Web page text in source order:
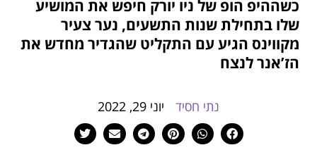
format_underlined הוסף קו תחתון לקישורים
סמן קישורים
האפשרויות
כשההיפ הופ של ניו יורק חיפש את המושיע
שלו בתחילת שנות התשעים, נער צעיר
מקווינס הגיע עם התקליט שהגדיר מחדש את
הז’אנר לנצח
נתי חסיד יוני 29, 2022